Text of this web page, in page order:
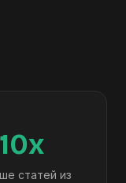
10x
статей из